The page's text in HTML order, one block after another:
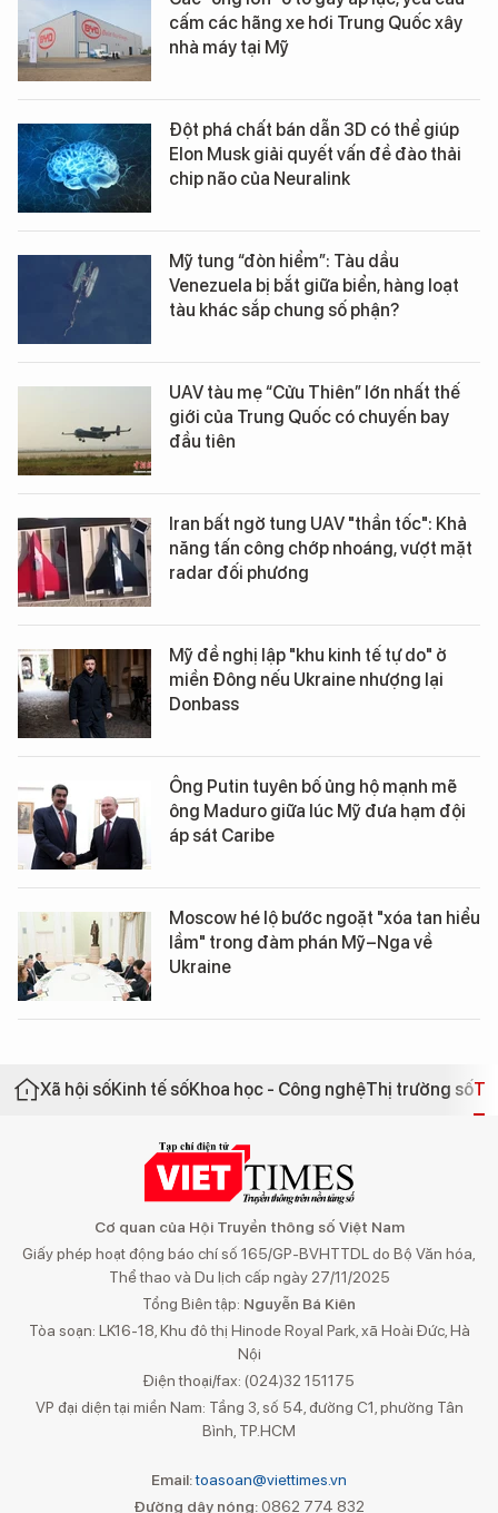
cấm các hãng xe hơi Trung Quốc xây
nhà máy tại Mỹ
Đột phá chất bán dẫn 3D có thể giúp
Elon Musk giải quyết vấn đề đào thải
chip não của Neuralink
Mỹ tung “đòn hiểm”: Tàu dầu
Venezuela bị bắt giữa biển, hàng loạt
tàu khác sắp chung số phận?
UAV tàu mẹ “Cửu Thiên” lớn nhất thế
giới của Trung Quốc có chuyến bay
đầu tiên
Iran bất ngờ tung UAV "thần tốc": Khả
năng tấn công chớp nhoáng, vượt mặt
radar đối phương
Mỹ đề nghị lập "khu kinh tế tự do" ở
miền Đông nếu Ukraine nhượng lại
Donbass
Ông Putin tuyên bố ủng hộ mạnh mẽ
ông Maduro giữa lúc Mỹ đưa hạm đội
áp sát Caribe
Moscow hé lộ bước ngoặt "xóa tan hiểu
lầm" trong đàm phán Mỹ–Nga về
Ukraine
Xã hội sốKinh tế sốKhoa học - Công nghệThị trường số
Cơ quan của Hội Truyền thông số Việt Nam
Giấy phép hoạt động báo chí số 165/GP-BVHTTDL do Bộ Văn hóa,
Thể thao và Du lịch cấp ngày 27/11/2025
Tổng Biên tập: Nguyễn Bá Kiên
Tòa soạn: LK16-18, Khu đô thị Hinode Royal Park, xã Hoài Đức, Hà
Nội
Điện thoại/fax: (024)32 151175
VP đại diện tại miền Nam: Tầng 3, số 54, đường C1, phường Tân
Bình, TP.HCM
Email:toasoan@viettimes.vn
Đường dây nóng: 0862 774 832